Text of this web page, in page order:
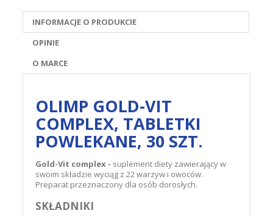
INFORMACJE O PRODUKCIE
OPINIE
O MARCE
OLIMP GOLD-VIT
COMPLEX, TABLETKI
POWLEKANE, 30 SZT.
Gold-Vit complex - suplement diety zawierający w
swoim składzie wyciąg z 22 warzyw i owoców.
Preparat przeznaczony dla osób dorosłych.
SKŁADNIKI